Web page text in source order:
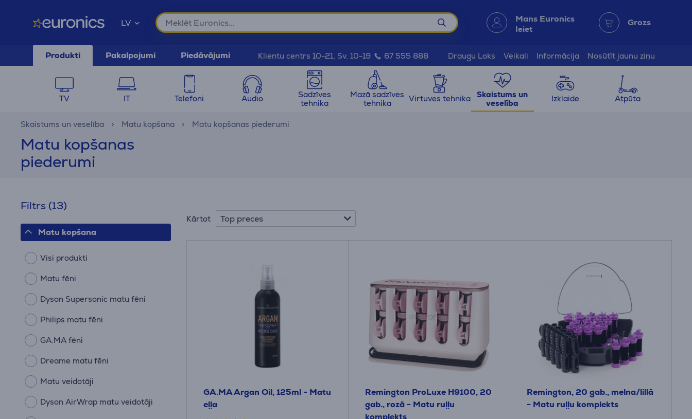
LV Mans Euronics
Ieiet
Grozs
Produkti Pakalpojumi Piedāvājumi Klientu centrs 10-21, Sv. 10-19 67 555 888 Draugu Loks Veikali Informācija Nosūtīt jaunu ziņu
TV IT Telefoni Audio
Sadzīves
tehnika
Mazā sadzīves
tehnika
Virtuves tehnika
Skaistums un
veselība
Izklaide Atpūta
Skaistums un veselība Matu kopšana Matu kopšanas piederumi
Matu kopšanas
piederumi
Filtrs (13)
Matu kopšana
Visi produkti
Matu fēni
Dyson Supersonic matu fēni
Philips matu fēni
GA.MA fēni
Dreame matu fēni
Matu veidotāji
Dyson AirWrap matu veidotāji
Kārtot Top preces
GA.MA Argan Oil, 125ml - Matu
eļļa
Remington ProLuxe H9100, 20
gab., rozā - Matu ruļļu
komplekts
Remington, 20 gab., melna/lillā
- Matu ruļļu komplekts